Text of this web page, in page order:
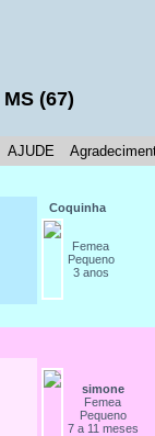
MS (67)
AJUDE
Coquinha
Femea
Pequeno
3 anos
simone
Femea
Pequeno
7 a 11 meses